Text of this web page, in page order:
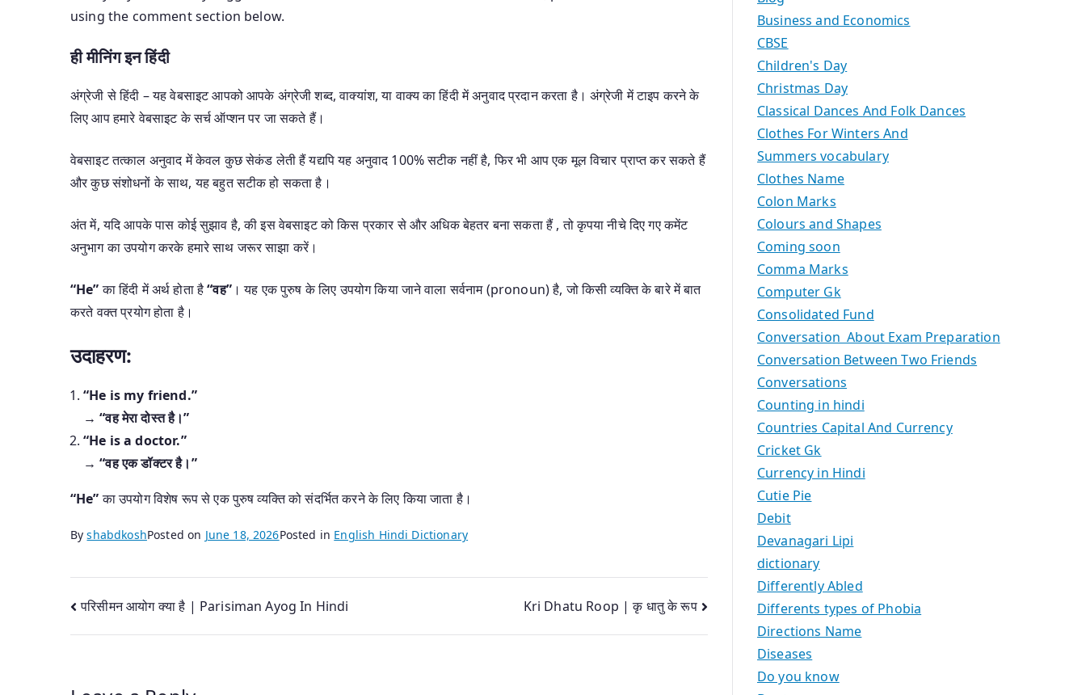
using the comment section below.
ही मीनिंग इन हिंदी
अंग्रेजी से हिंदी – यह वेबसाइट आपको आपके अंग्रेजी शब्द, वाक्यांश, या वाक्य का हिंदी में अनुवाद प्रदान करता है। अंग्रेजी में टाइप करने के
लिए आप हमारे वेबसाइट के सर्च ऑप्शन पर जा सकते हैं।
वेबसाइट तत्काल अनुवाद में केवल कुछ सेकंड लेती हैं यद्यपि यह अनुवाद 100% सटीक नहीं है, फिर भी आप एक मूल विचार प्राप्त कर सकते हैं
और कुछ संशोधनों के साथ, यह बहुत सटीक हो सकता है।
अंत में, यदि आपके पास कोई सुझाव है, की इस वेबसाइट को किस प्रकार से और अधिक बेहतर बना सकता हैं , तो कृपया नीचे दिए गए कमेंट
अनुभाग का उपयोग करके हमारे साथ जरूर साझा करें।
“He”का हिंदी में अर्थ होता है“वह”। यह एक पुरुष के लिए उपयोग किया जाने वाला सर्वनाम (pronoun) है, जो किसी व्यक्ति के बारे में बात
करते वक्त प्रयोग होता है।
उदाहरण:
“He is my friend.”
→“वह मेरा दोस्त है।”
“He is a doctor.”
→“वह एक डॉक्टर है।”
“He”का उपयोग विशेष रूप से एक पुरुष व्यक्ति को संदर्भित करने के लिए किया जाता है।
ByshabdkoshPosted on June 18, 2026Posted in English Hindi Dictionary
Post
navigation
परिसीमन आयोग क्या है | Parisiman Ayog In Hindi Kri Dhatu Roop | कृ धातु के रूप
Business and Economics
CBSE
Children's Day
Christmas Day
Classical Dances And Folk Dances
Clothes For Winters And
Summers vocabulary
Clothes Name
Colon Marks
Colours and Shapes
Coming soon
Comma Marks
Computer Gk
Consolidated Fund
Conversation About Exam Preparation
Conversation Between Two Friends
Conversations
Counting in hindi
Countries Capital And Currency
Cricket Gk
Currency in Hindi
Cutie Pie
Debit
Devanagari Lipi
dictionary
Differently Abled
Differents types of Phobia
Directions Name
Diseases
Do you know